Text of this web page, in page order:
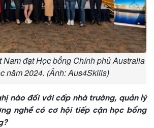
Nam đạt Học bổng Chính phủ Australia
năm 2024. (Ảnh: Aus4Skills)
nào đối với cấp nhà trường, quản lý
nghề có cơ hội tiếp cận học bổng